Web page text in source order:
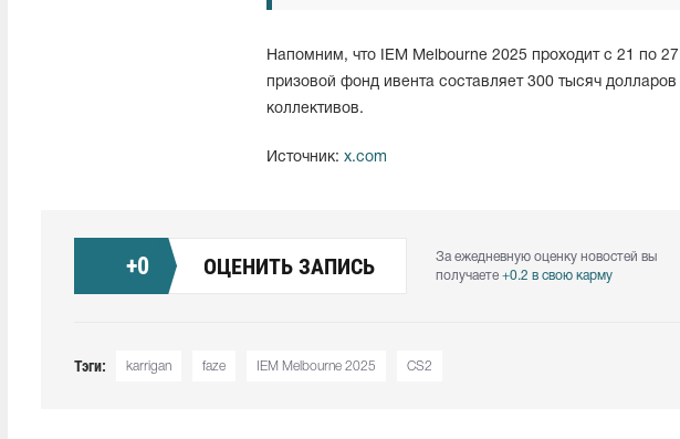
Напомним, что IEM Melbourne 2025 проходит с 21 по
призовой фонд ивента составляет 300 тысяч
коллективов.
Источник: x.com
+0 ОЦЕНИТЬ ЗАПИСЬ
За ежедневную оценку новостей вы
получаете +0.2 в свою карму
Тэги: karrigan faze IEM Melbourne 2025 CS2